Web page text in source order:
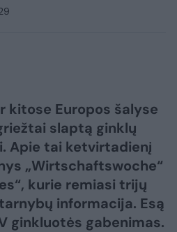
kitose Europos šalyse
slaptą ginklų
Apie tai ketvirtadienį
„Wirtschaftswoche“
kurie remiasi trijų
informacija. Esą
ginkluotės gabenimas.